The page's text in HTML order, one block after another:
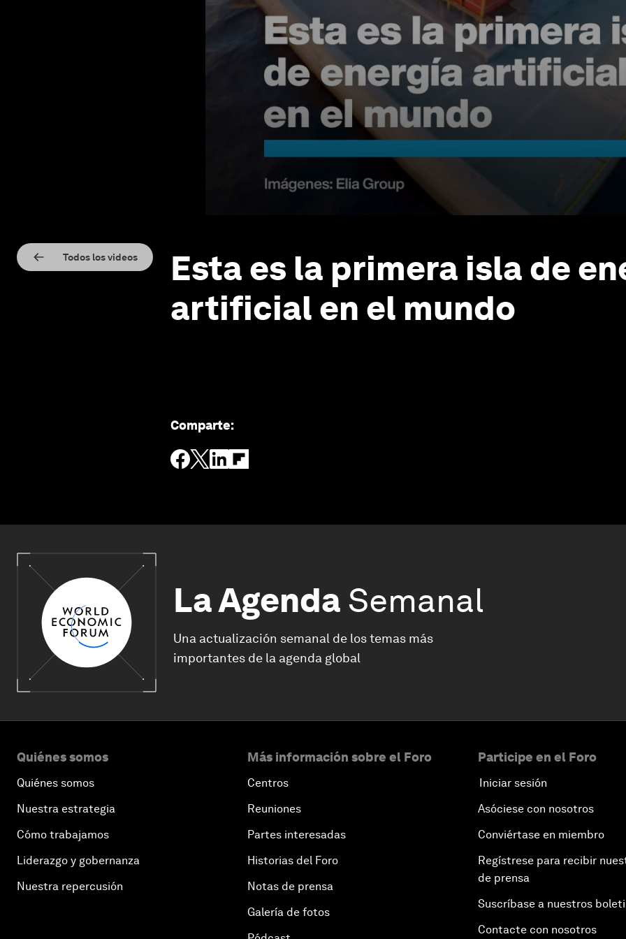
Todos los videos
Esta es la primera isla de
artificial en el mundo
Comparte:
La Agenda Semanal
Una actualización semanal de los temas más
importantes de la agenda global
Quiénes somos
Quiénes somos
Nuestra estrategia
Cómo trabajamos
Liderazgo y gobernanza
Nuestra repercusión
Más información sobre el Foro
Centros
Reuniones
Partes interesadas
Historias del Foro
Notas de prensa
Galería de fotos
Participe en el Foro
Iniciar sesión
Asóciese con nosotros
Conviértase en miembro
Regístrese para recibir
de prensa
Suscríbase a nuestros
Contacte con nosotros